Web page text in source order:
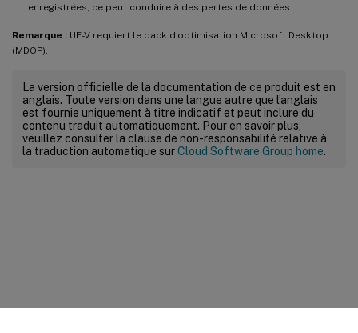
enregistrées, ce peut conduire à des pertes de données.
Remarque : UE-V requiert le pack d’optimisation Microsoft Desktop
(MDOP).
La version officielle de la documentation de ce produit est en
anglais. Toute version dans une langue autre que l’anglais
est fournie uniquement à titre indicatif et peut inclure du
contenu traduit automatiquement. Pour en savoir plus,
veuillez consulter la clause de non-responsabilité relative à
la traduction automatique surCloud Software Group home.